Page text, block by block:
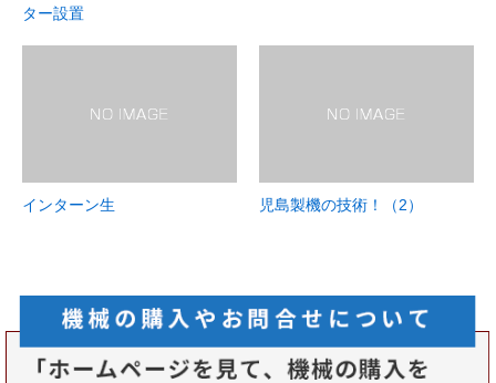
ター設置
インターン生 児島製機の技術！（2）